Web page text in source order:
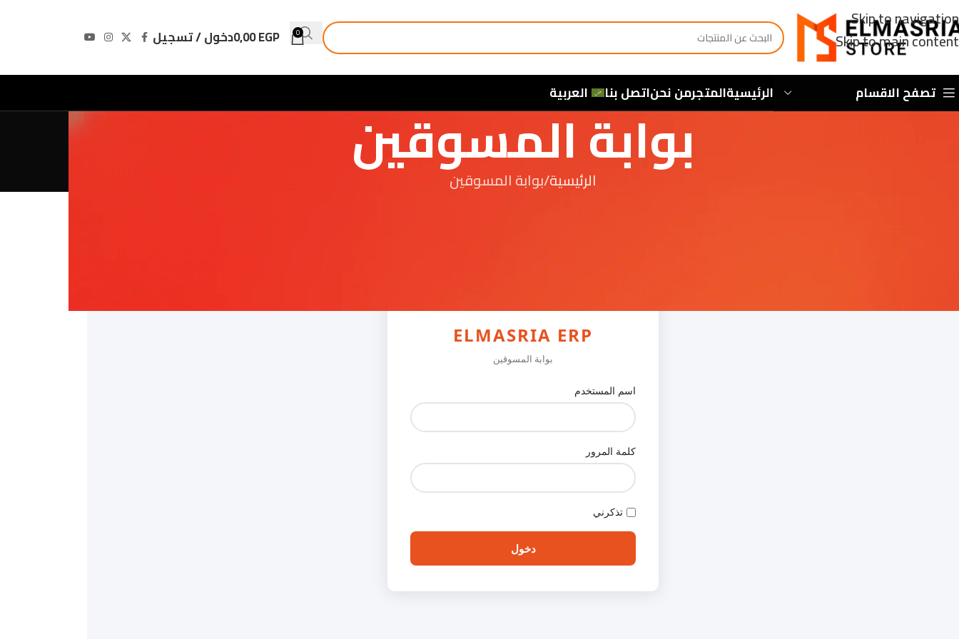
Skip to navigation
Skip to main content
0
0,00EGP دخول / تسجيل
تصفح الاقسام الرئيسيةالمتجرمن نحناتصل بنا العربية
بوابة المسوقين
الرئيسية بوابة المسوقين
ELMASRIA ERP
بوابة المسوقين
اسم المستخدم
كلمة المرور
تذكرني
دخول